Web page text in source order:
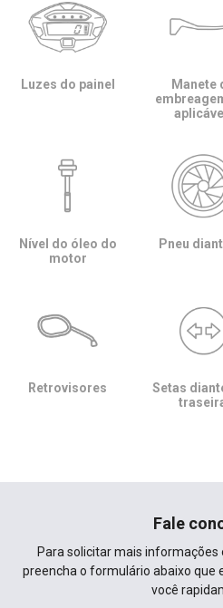
Luzes do painel
Manete
Nível do óleo do
motor
Pneu
Retrovisores
Setas
Fale
Para solicitar mais informações
preencha o formulário abaixo que
você